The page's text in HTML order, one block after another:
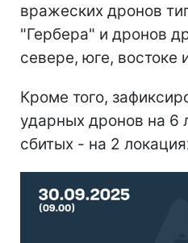
вражеских дронов
"Гербера" и дронов
севере, юге, востоке
Кроме того,
ударных дронов на 6
сбитых - на 2